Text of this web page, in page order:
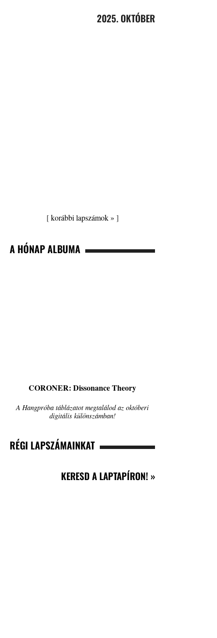
2025. OKTÓBER
[korábbi lapszámok » ]
A HÓNAP ALBUMA
CORONER: Dissonance Theory
A Hangpróba táblázatot megtalálod az októberi
digitális különszámban!
RÉGI LAPSZÁMAINKAT
KERESD A LAPTAPÍRON! »